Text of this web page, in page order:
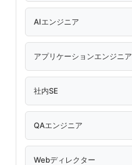
AIエンジニア
アプリケーションエンジニア
社内SE
QAエンジニア
Webディレクター